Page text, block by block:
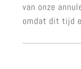
van onze
omdat dit tijd